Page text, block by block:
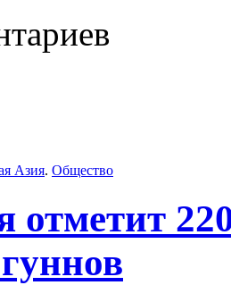
Азия. Общество